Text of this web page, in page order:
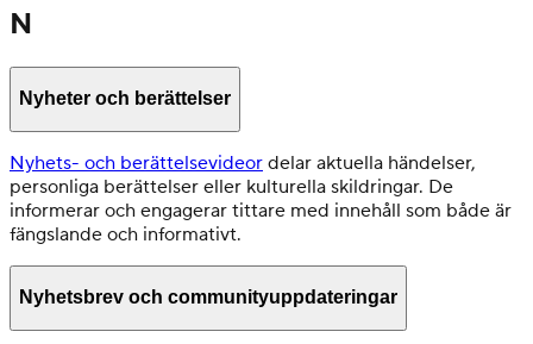
N
Nyheter och berättelser
Nyhets- och berättelsevideor delar aktuella händelser,
personliga berättelser eller kulturella skildringar. De
informerar och engagerar tittare med innehåll som både är
fängslande och informativt.
Nyhetsbrev och communityuppdateringar